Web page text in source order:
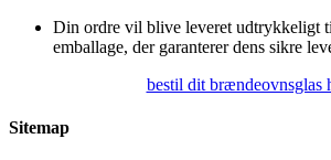
Din ordre vil blive leveret udtrykkeligt
emballage, der garanterer dens sikre
bestil dit brændeovnsglas
Sitemap